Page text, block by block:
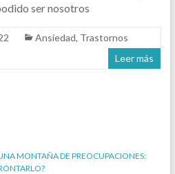
ser nosotros
Ansiedad, Trastornos
Leer más
MONTAÑA DE PREOCUPACIONES: